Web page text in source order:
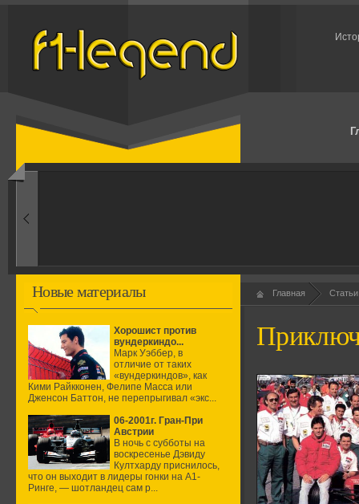
1960-ые
Новые материалы
Хорошист против
вундеркиндо...
Марк Уэббер, в
отличие от таких
«вундеркиндов», как
Кими Райкконен, Фелипе Масса или
Дженсон Баттон, не перепрыгивал «экс...
06-2001г. Гран-При
Австрии
В ночь с субботы на
воскресенье Дэвиду
Култхарду приснилось,
что он выходит в лидеры гонки на А1-
Ринге, — шотландец сам р...
Главная